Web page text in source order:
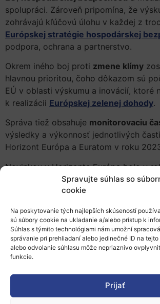
Spravujte súhlas so
cookie
Na poskytovanie tých najlepších skúseností
sú súbory cookie na ukladanie a/alebo prístup k
Súhlas s týmito technológiami nám umožní
správanie pri prehliadaní alebo jedinečné ID na
alebo odvolanie súhlasu môže nepriaznivo
funkcie.
Prijať
spolupráci. Zároveň pripomína, že
zohrávajú kľúčovú úlohu v každej z
Európskej stratégie hospodárskej
podpora, ochrana a partnerstvo.
Okrem iného boj proti zmene klímy
hlavnou prioritou, čoho dôkazom sú
EÚ v oblasti výskumu a inovácií, ktoré
k realizácii Európskej zelenej dohody.
Správa tiež obsahuje monitorovaciu
výsledky a výkonnosť jednotlivých
Horizont Európa a Euratom v roku
Novinkou v Horizonte Európa bolo v
zavedenie nového kritéria
plánov rodovej rovnosti
O program Horizont Európa bol
pričom v období 2021 – 2023 bolo
predložených približne64 000
Miera úspešnosti návrhov sa zároveň
(z 15,9 % na konci roka 2022 a 11,9 %
Horizont 2020). Na financovanie bolo
ako 11 000 návrhov v celkovej výške